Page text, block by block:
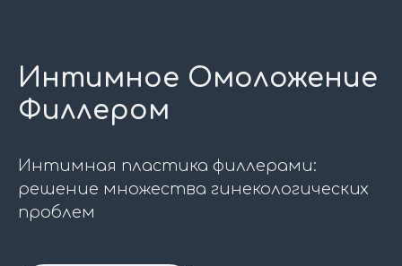
Интимное Омоложение
Филлером
Интимная пластика филлерами:
решение множества гинекологических
проблем